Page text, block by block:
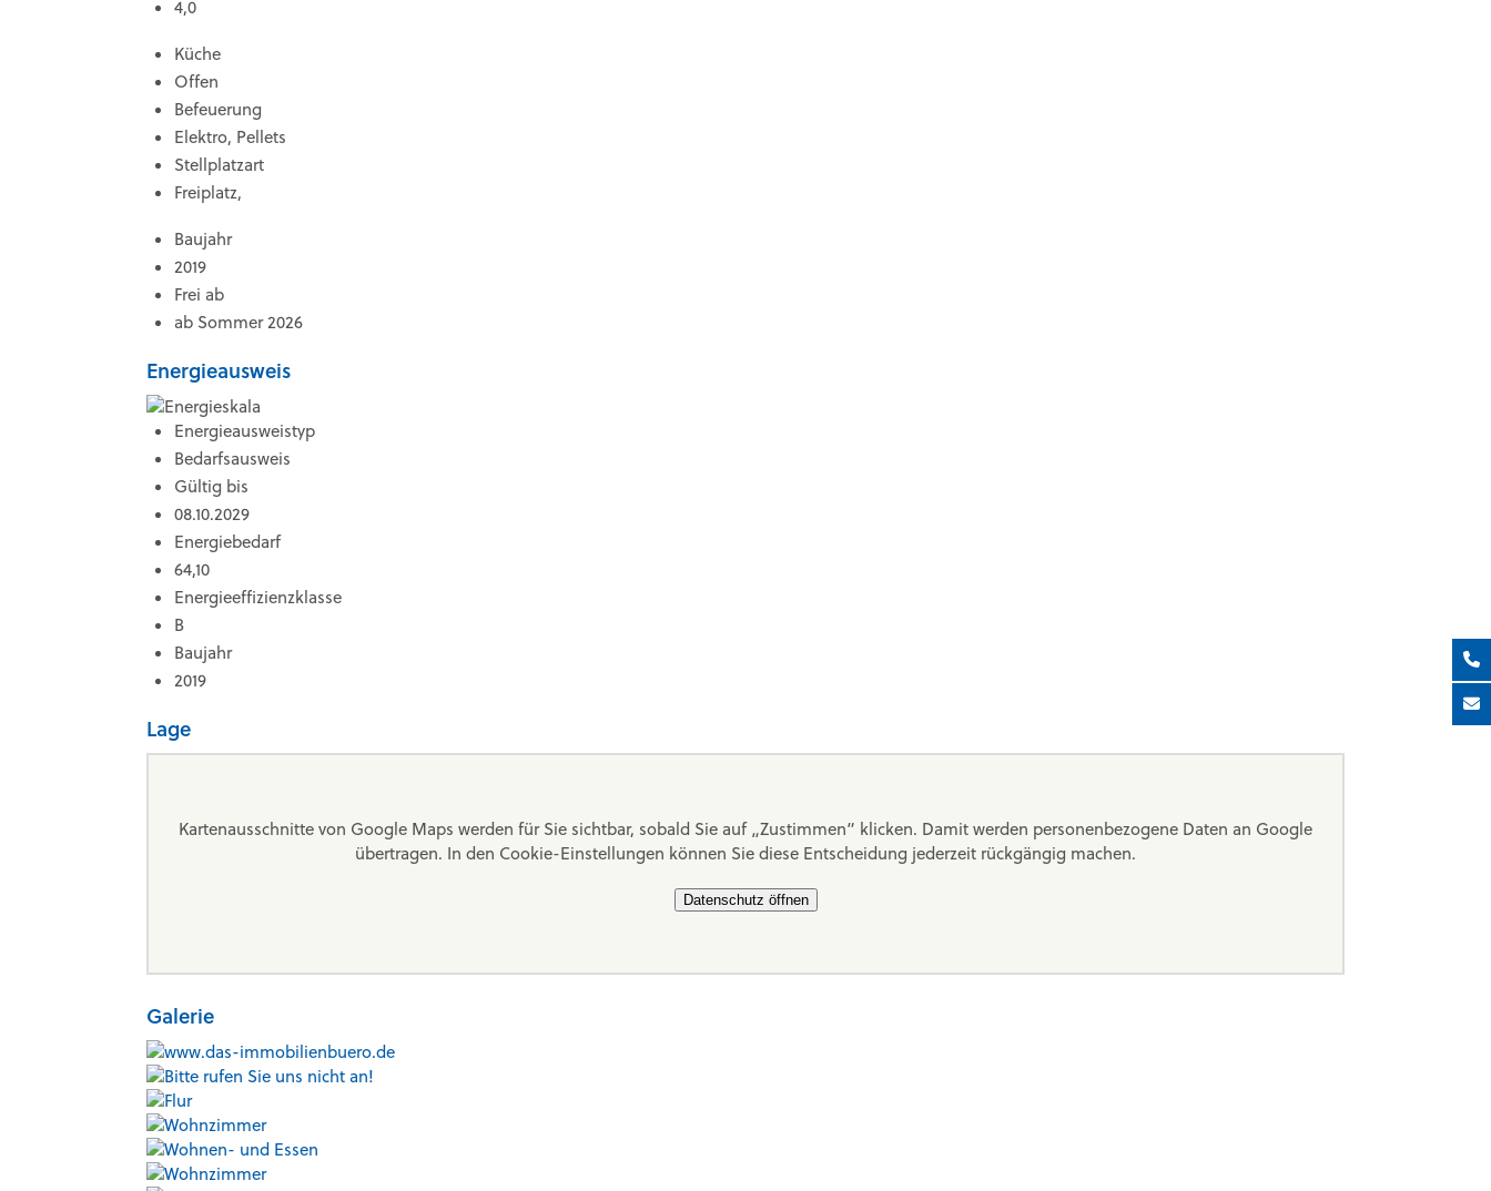
4,0
Küche
Offen
Befeuerung
Elektro, Pellets
Stellplatzart
Freiplatz,
Baujahr
2019
Frei ab
ab Sommer 2026
Energieausweis
Energieausweistyp
Bedarfsausweis
Gültig bis
08.10.2029
Energiebedarf
64,10
Energieeffizienzklasse
B
Baujahr
2019
Lage
Kartenausschnitte von Google Maps werden für Sie sichtbar, sobald Sie auf „Zustimmen“ klicken. Damit werden personenbezogene Daten an Google
übertragen. In den Cookie-Einstellungen können Sie diese Entscheidung jederzeit rückgängig machen.
Datenschutz öffnen
Galerie